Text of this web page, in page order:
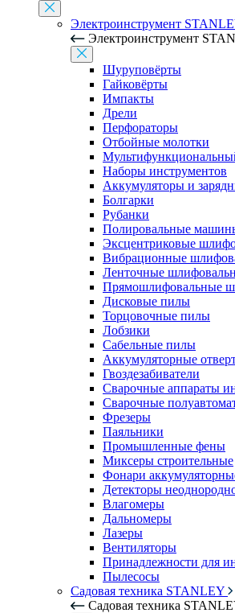
Электроинструмент
Электроинструмент
Шуруповёрты
Гайковёрты
Импакты
Дрели
Перфораторы
Отбойные молотки
Наборы инструментов
Аккумуляторы и
Болгарки
Рубанки
Полировальные
Эксцентриковые
Вибрационные
Ленточные
Прямошлифовальные
Дисковые пилы
Торцовочные пилы
Лобзики
Сабельные пилы
Аккумуляторные
Гвоздезабиватели
Сварочные аппараты
Сварочные
Фрезеры
Паяльники
Промышленные фены
Миксеры строительные
Фонари
Детекторы
Влагомеры
Дальномеры
Лазеры
Вентиляторы
Принадлежности для
Пылесосы
Садовая техника STANLEY
Садовая техника